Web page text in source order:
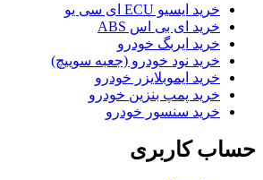
خرید ایسیو ECU ای سی یو
خرید ای بی اس ABS
خرید ایربگ خودرو
خرید نود خودرو (جعبه سوییچ)
خرید ایموبلایزر خودرو
خرید پمپ بنزین خودرو
خرید سنسور خودرو
حساب کاربری